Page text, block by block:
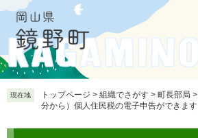
先
頭
を
飛
現在地 トップページ > 組織でさがす > 町長部局 >
分から）個人住民税の電子申告ができます